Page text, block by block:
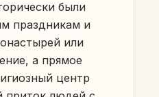
были
праздникам и
или
а прямое
центр